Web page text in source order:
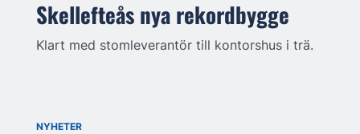
Skellefteås nya rekordbygge
Klart med stomleverantör till kontorshus i trä.
NYHETER